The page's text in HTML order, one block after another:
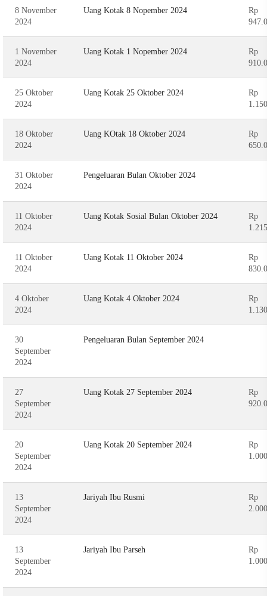
8 November
2024
Uang Kotak 8 Nopember 2024
Rp
1 November
2024
Uang Kotak 1 Nopember 2024
Rp
25 Oktober
2024
Uang Kotak 25 Oktober 2024
Rp
18 Oktober
2024
Uang KOtak 18 Oktober 2024
Rp
31 Oktober
2024
Pengeluaran Bulan Oktober 2024
11 Oktober
2024
Uang Kotak Sosial Bulan Oktober 2024
Rp
11 Oktober
2024
Uang Kotak 11 Oktober 2024
Rp
4 Oktober
2024
Uang Kotak 4 Oktober 2024
Rp
30
September
2024
Pengeluaran Bulan September 2024
27
September
2024
Uang Kotak 27 September 2024
Rp
20
September
2024
Uang Kotak 20 September 2024
Rp
13
September
2024
Jariyah Ibu Rusmi
Rp
13
September
2024
Jariyah Ibu Parseh
Rp